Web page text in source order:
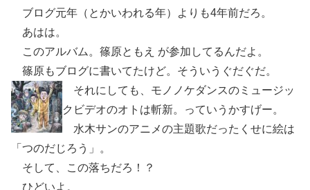
ブログ元年（とかいわれる年）よりも4年前だろ。
あはは。
このアルバム。篠原ともえ が参加してるんだよ。
篠原もブログに書いてたけど。そういうぐだぐだ。
それにしても、モノノケダンスのミュージッ
クビデオのオトは斬新。っていうかすげー。
水木サンのアニメの主題歌だったくせに絵は
「つのだじろう」。
そして、この落ちだろ！？
ひどいよ。